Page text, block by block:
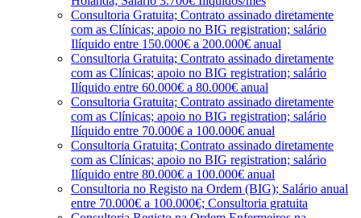
Consultoria Gratuita; Contrato assinado diretamente
com as Clínicas; apoio no BIG registration; salário
Ilíquido entre 150.000€ a 200.000€ anual
Consultoria Gratuita; Contrato assinado diretamente
com as Clínicas; apoio no BIG registration; salário
Ilíquido entre 60.000€ a 80.000€ anual
Consultoria Gratuita; Contrato assinado diretamente
com as Clínicas; apoio no BIG registration; salário
Ilíquido entre 70.000€ a 100.000€ anual
Consultoria Gratuita; Contrato assinado diretamente
com as Clínicas; apoio no BIG registration; salário
Ilíquido entre 80.000€ a 100.000€ anual
Consultoria no Registo na Ordem (BIG); Salário anual
entre 70.000€ a 100.000€; Consultoria gratuita